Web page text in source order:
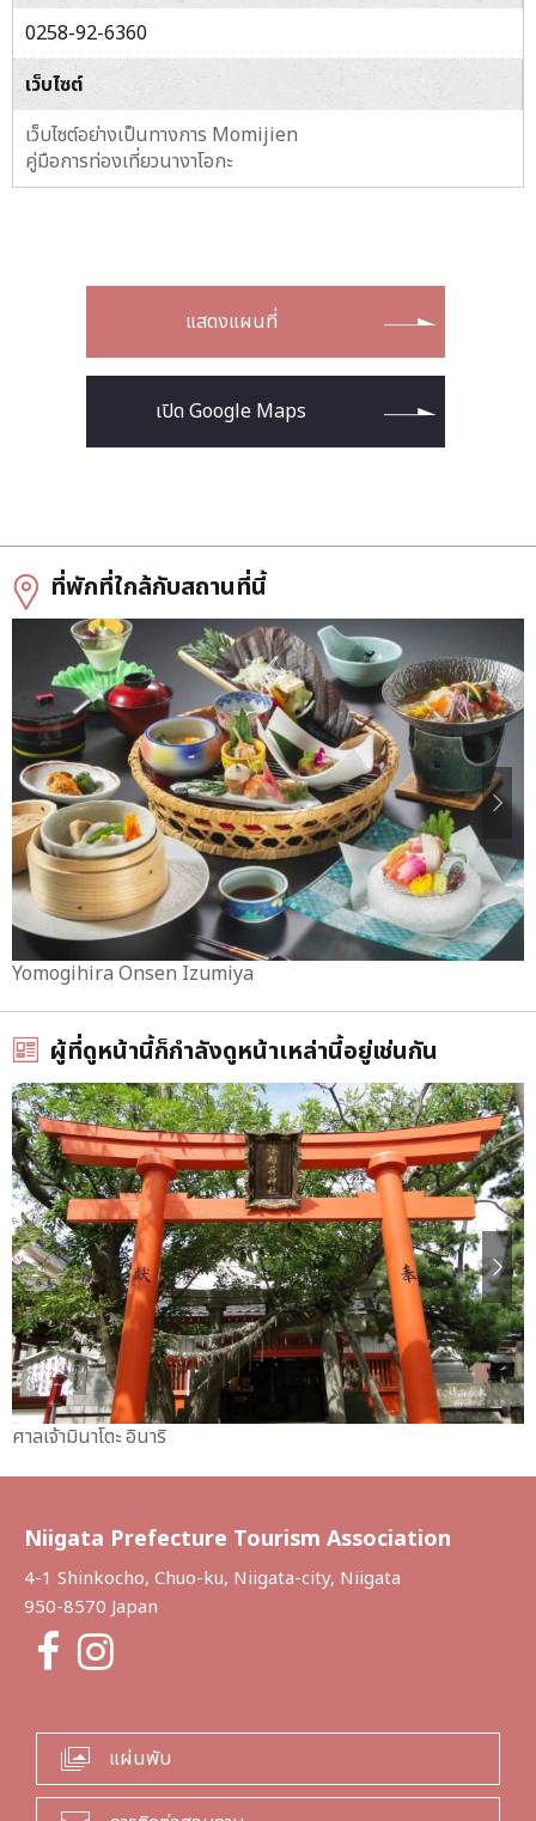
0258-92-6360
เว็บไซต์
เว็บไซต์อย่างเป็นทางการ Momijien
คู่มือการท่องเที่ยวนางาโอกะ
แสดงแผนที่
เปิด Google Maps
ที่พักที่ใกล้กับสถานที่นี้
Yomogihira Onsen Izumiya
ผู้ที่ดูหน้านี้ก็กำลังดูหน้าเหล่านี้อยู่เช่นกัน
ศาลเจ้ามินาโตะ อินาริ
Niigata Prefecture Tourism Association
4-1 Shinkocho, Chuo-ku, Niigata-city, Niigata
950-8570 Japan
แผ่นพับ